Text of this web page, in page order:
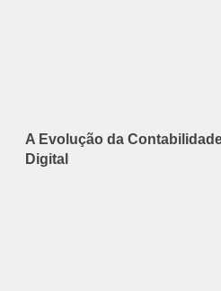
A Evolução da
Digital